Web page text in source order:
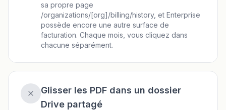
sa propre page
/organizations/[org]/billing/history, et Enterprise
possède encore une autre surface de
facturation. Chaque mois, vous cliquez dans
chacune séparément.
Glisser les PDF dans un dossier
Drive partagé